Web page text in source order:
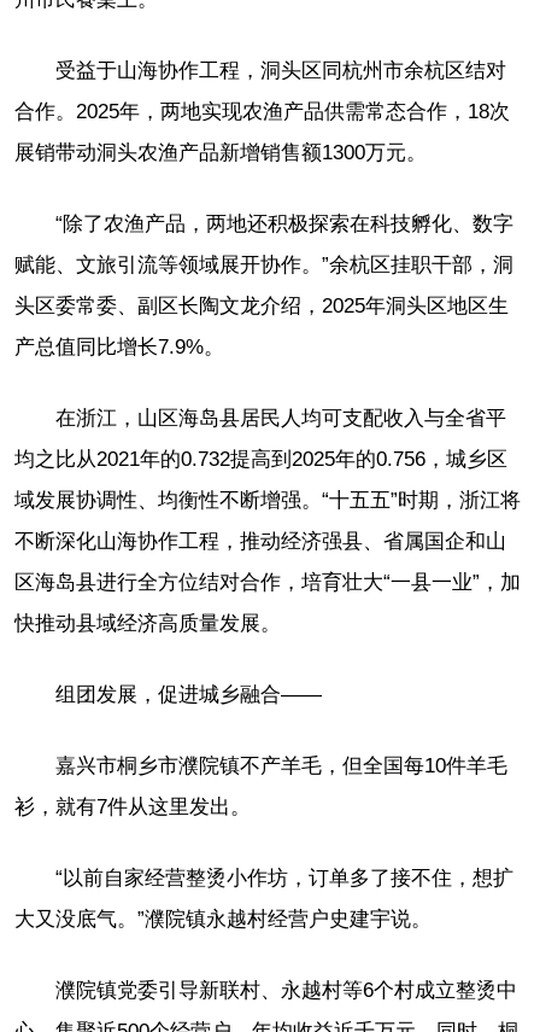
受益于山海协作工程，洞头区同杭州市余杭区结对
合作。2025年，两地实现农渔产品供需常态合作，18次
展销带动洞头农渔产品新增销售额1300万元。
“除了农渔产品，两地还积极探索在科技孵化、数字
赋能、文旅引流等领域展开协作。”余杭区挂职干部，洞
头区委常委、副区长陶文龙介绍，2025年洞头区地区生
产总值同比增长7.9%。
在浙江，山区海岛县居民人均可支配收入与全省平
均之比从2021年的0.732提高到2025年的0.756，城乡区
域发展协调性、均衡性不断增强。“十五五”时期，浙江将
不断深化山海协作工程，推动经济强县、省属国企和山
区海岛县进行全方位结对合作，培育壮大“一县一业”，加
快推动县域经济高质量发展。
组团发展，促进城乡融合——
嘉兴市桐乡市濮院镇不产羊毛，但全国每10件羊毛
衫，就有7件从这里发出。
“以前自家经营整烫小作坊，订单多了接不住，想扩
大又没底气。”濮院镇永越村经营户史建宇说。
濮院镇党委引导新联村、永越村等6个村成立整烫中